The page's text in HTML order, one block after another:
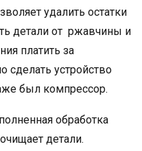
удалить остатки
детали от ржавчины и
платить за
сделать устройство
был компрессор.
обработка
детали.